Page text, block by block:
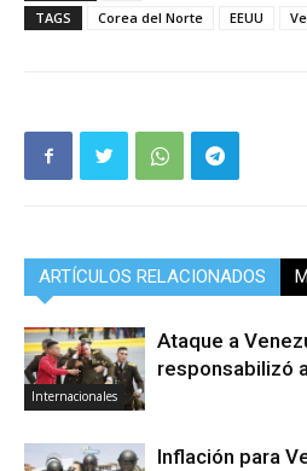
TAGS
Corea del Norte EEUU
ARTÍCULOS RELACIONADOS
Internacionales
Ataque a
responsabilizó
Inflación para